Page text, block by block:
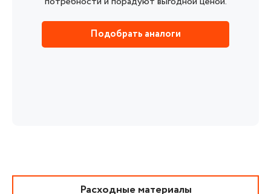
Подобрать аналоги
Расходные материалы